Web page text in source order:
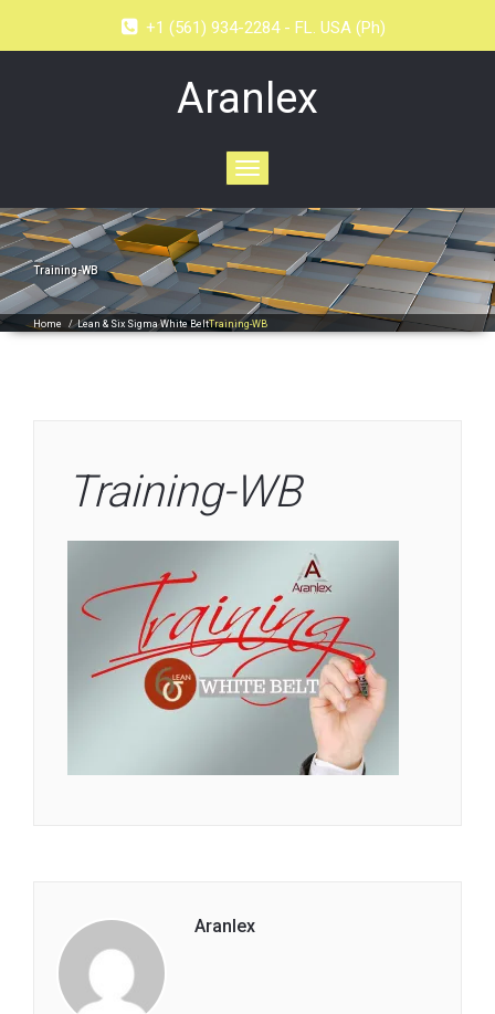
+1 (561) 934-2284 - FL. USA (Ph)
Aranlex
Toggle
navigation
Training-WB
Home /Lean & Six Sigma White BeltTraining-WB
Training-WB
Aranlex